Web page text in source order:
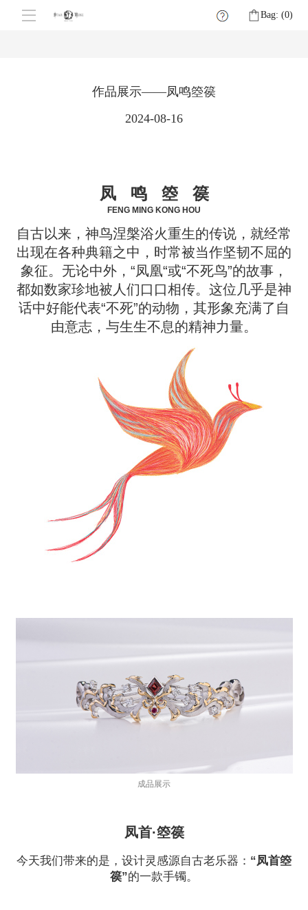
Bag: (0)
作品展示——凤鸣箜篌
2024-08-16
凤 鸣 箜 篌
FENG MING KONG HOU
自古以来，神鸟涅槃浴火重生的传说，就经常
出现在各种典籍之中，时常被当作坚韧不屈的
象征。无论中外，“凤凰“或“不死鸟”的故事，
都如数家珍地被人们口口相传。这位几乎是神
话中好能代表“不死”的动物，其形象充满了自
由意志，与生生不息的精神力量。
成品展示
凤首·箜篌
今天我们带来的是，设计灵感源自古老乐器： “凤首箜
篌”的一款手镯。